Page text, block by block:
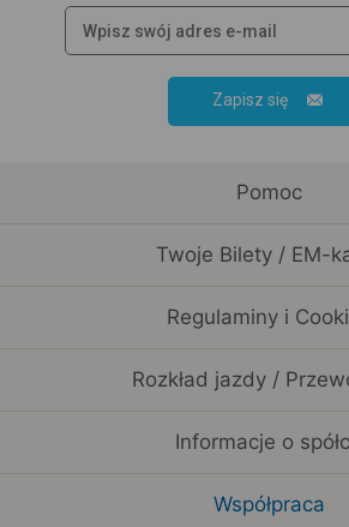
Zapisz się
Pomoc
Twoje Bilety / EM-
Regulaminy i
Rozkład jazdy /
Informacje o
Współpraca